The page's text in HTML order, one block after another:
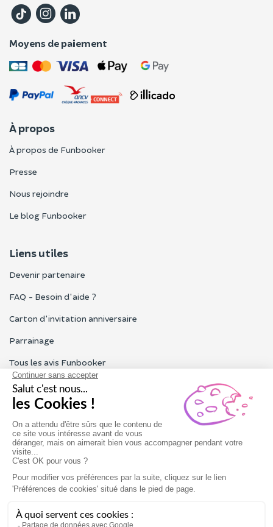
Moyens de paiement
À propos
À propos de Funbooker
Presse
Nous rejoindre
Le blog Funbooker
Liens utiles
Devenir partenaire
FAQ - Besoin d'aide ?
Carton d'invitation anniversaire
Parrainage
Tous les avis Funbooker
Particuliers, entreprises, professionnels
Notre service client est ouvert du lundi au vendredi de 9h à 18h
Nous contacter
Conditions générales